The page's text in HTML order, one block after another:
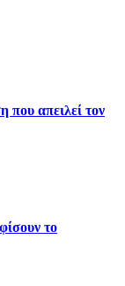
που απειλεί τον
το